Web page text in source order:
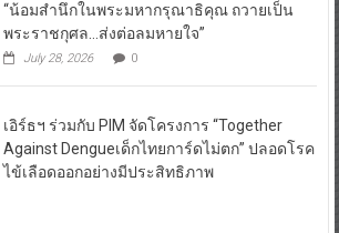
“น้อมสำนึกในพระมหากรุณาธิคุณ ถวายเป็น
พระราชกุศล…ส่งต่อลมหายใจ”
July 28, 2026 0
เอิร์ธฯ ร่วมกับ PIM จัดโครงการ “Together
Against Dengueเด็กไทยการ์ดไม่ตก” ปลอดโรค
ไข้เลือดออกอย่างมีประสิทธิภาพ